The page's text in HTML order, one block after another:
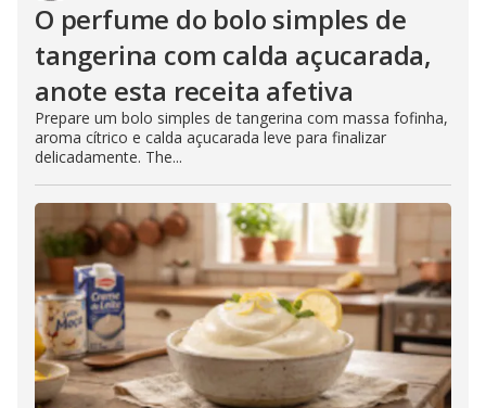
O perfume do bolo simples de
tangerina com calda açucarada,
anote esta receita afetiva
Prepare um bolo simples de tangerina com massa fofinha,
aroma cítrico e calda açucarada leve para finalizar
delicadamente. The...